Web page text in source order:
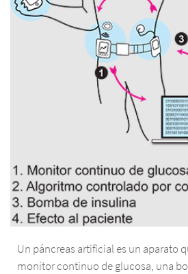
Un páncreas artificial es un aparato
monitor continuo de glucosa, una